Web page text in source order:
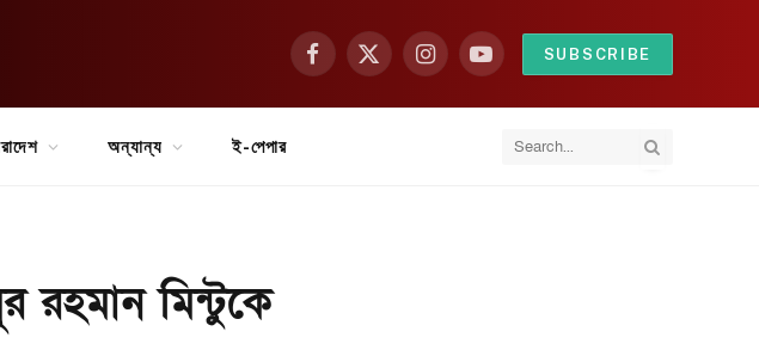
Facebook
X
InstagramYouTubeSUBSCRIBE
অন্যান্য ই-পেপার
রহমান মিন্টুকে